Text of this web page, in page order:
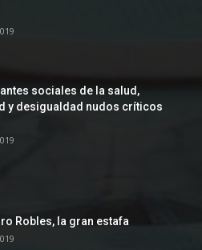
sociales de la salud,
y desigualdad nudos críticos
Robles, la gran estafa